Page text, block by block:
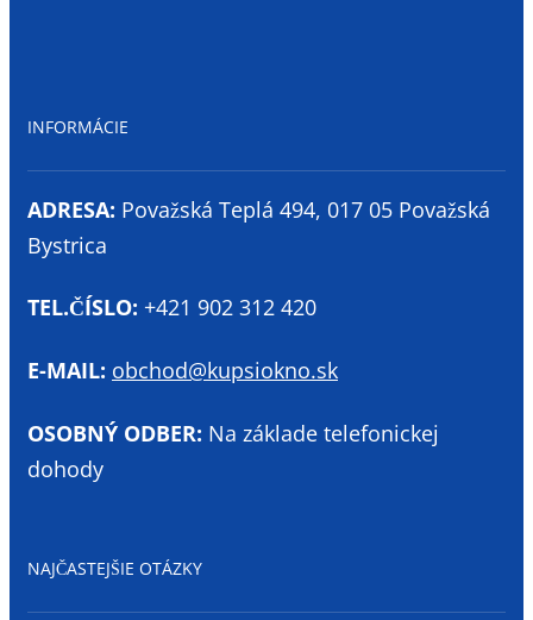
INFORMÁCIE
ADRESA: Považská Teplá 494, 017 05 Považská
Bystrica
TEL.ČÍSLO: +421 902 312 420
E-MAIL: obchod@kupsiokno.sk
OSOBNÝ ODBER: Na základe telefonickej
dohody
NAJČASTEJŠIE OTÁZKY